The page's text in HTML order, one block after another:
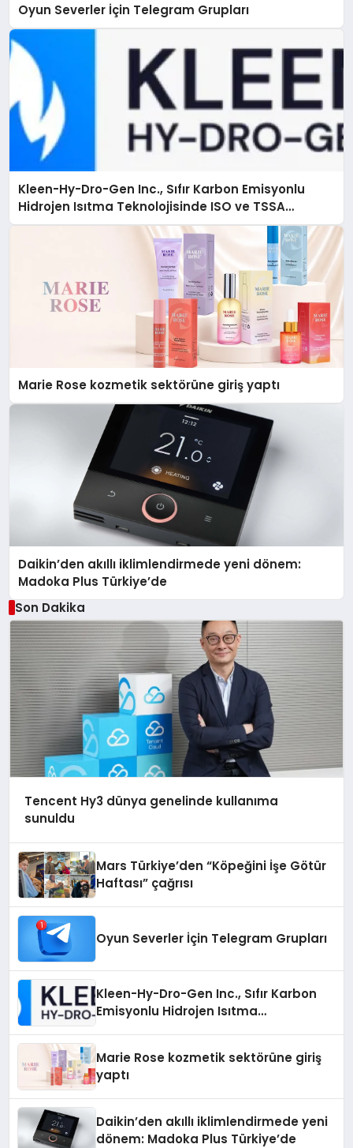
Oyun Severler İçin Telegram Grupları
Kleen-Hy-Dro-Gen Inc., Sıfır Karbon Emisyonlu
Hidrojen Isıtma Teknolojisinde ISO ve TSSA
Düzenleyici Onaylarını Aldı
Marie Rose kozmetik sektörüne giriş yaptı
Daikin’den akıllı iklimlendirmede yeni dönem:
Madoka Plus Türkiye’de
Son Dakika
Tencent Hy3 dünya genelinde kullanıma
sunuldu
Mars Türkiye’den “Köpeğini İşe Götür
Haftası” çağrısı
Oyun Severler İçin Telegram Grupları
Kleen-Hy-Dro-Gen Inc., Sıfır Karbon
Emisyonlu Hidrojen Isıtma
Marie Rose kozmetik sektörüne giriş
yaptı
Daikin’den akıllı iklimlendirmede yeni
dönem: Madoka Plus Türkiye’de